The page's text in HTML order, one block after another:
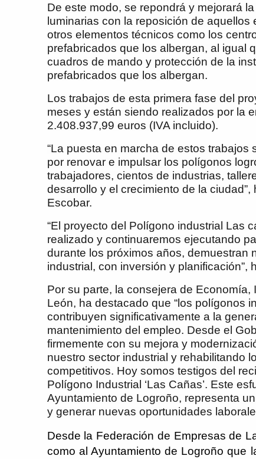
De este modo, se repondrá y mejorará
luminarias con la reposición de
otros elementos técnicos como los
prefabricados que los albergan, al igual
cuadros de mando y protección de la
prefabricados que los albergan.
Los trabajos de esta primera fase del
meses y están siendo realizados por la
2.408.937,99 euros (IVA incluido).
“La puesta en marcha de estos
por renovar e impulsar los polígonos
trabajadores, cientos de industrias,
desarrollo y el crecimiento de la
Escobar.
“El proyecto del Polígono industrial Las
realizado y continuaremos ejecutando
durante los próximos años, demuestran
industrial, con inversión y planificación”,
Por su parte, la consejera de
León, ha destacado que “los polígonos
contribuyen significativamente a la
mantenimiento del empleo. Desde el
firmemente con su mejora y
nuestro sector industrial y rehabilitando
competitivos. Hoy somos testigos del
Polígono Industrial ‘Las Cañas’. Este
Ayuntamiento de Logroño, representa
y generar nuevas oportunidades
Desde la Federación de Empresas de
como al Ayuntamiento de Logroño que